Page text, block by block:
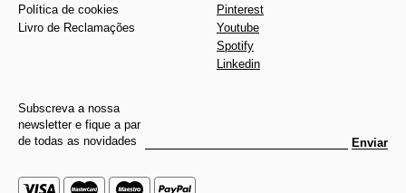
Política de cookies
Livro de Reclamações
Pinterest
Youtube
Spotify
Linkedin
Subscreva a nossa
newsletter e fique a par
de todas as novidades
Enviar